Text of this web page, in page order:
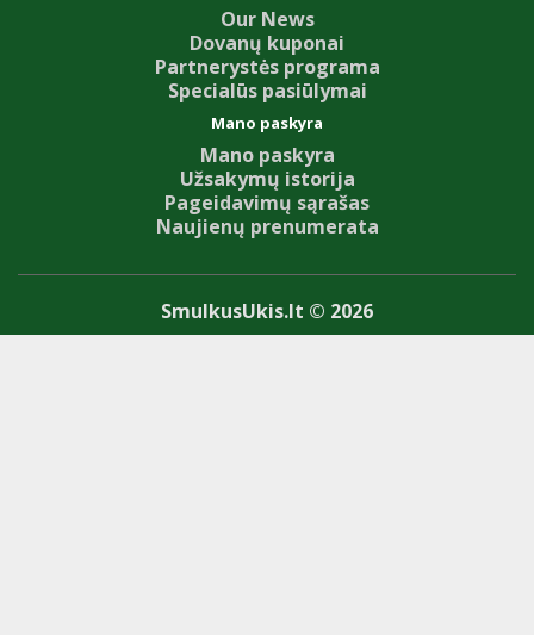
Our News
Dovanų kuponai
Partnerystės programa
Specialūs pasiūlymai
Mano paskyra
Mano paskyra
Užsakymų istorija
Pageidavimų sąrašas
Naujienų prenumerata
SmulkusUkis.lt © 2026